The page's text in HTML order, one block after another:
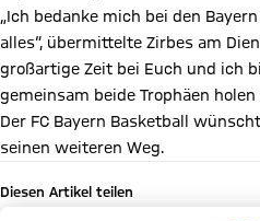
„Ich bedanke mich bei den
alles“, übermittelte Zirbes am
großartige Zeit bei Euch und ich
gemeinsam beide Trophäen holen
Der FC Bayern Basketball
seinen weiteren Weg.
Diesen Artikel teilen